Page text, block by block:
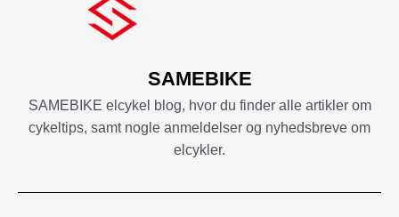
SAMEBIKE
SAMEBIKE elcykel blog, hvor du finder alle artikler om
cykeltips, samt nogle anmeldelser og nyhedsbreve om
elcykler.